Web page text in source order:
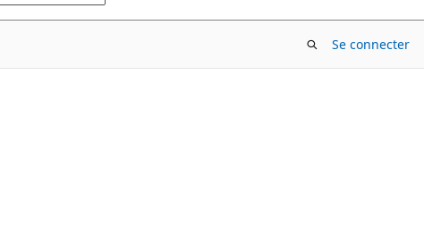
Se connecter